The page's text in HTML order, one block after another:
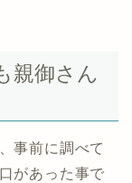
親御さん
事前に調べて
があった事で